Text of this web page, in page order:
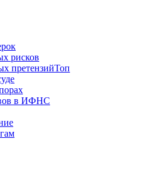
рисков
претензийТоп
в ИФНС